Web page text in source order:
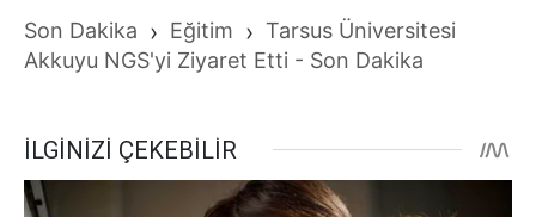
Son Dakika › Eğitim › Tarsus Üniversitesi
Akkuyu NGS'yi Ziyaret Etti - Son Dakika